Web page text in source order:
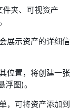
夹、可视资产
展示资产的详细信
位置，将创建一张
图)。
，可将资产添加到